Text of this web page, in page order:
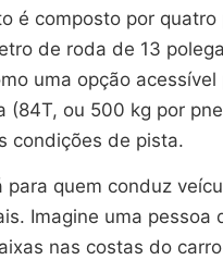
é composto por
de roda de 13
uma opção
ou 500 kg por
condições de pista.
quem conduz
Imagine uma
nas costas do